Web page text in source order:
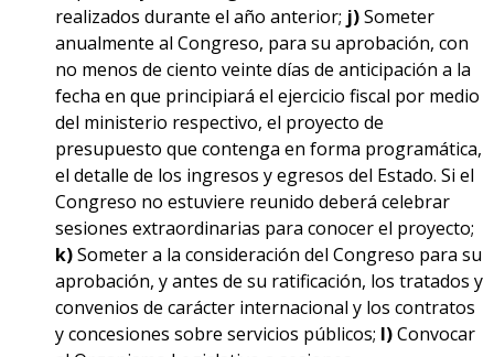
realizados durante el año anterior; j)Someter
anualmente al Congreso, para su aprobación, con
no menos de ciento veinte días de anticipación a la
fecha en que principiará el ejercicio fiscal por medio
del ministerio respectivo, el proyecto de
presupuesto que contenga en forma programática,
el detalle de los ingresos y egresos del Estado. Si el
Congreso no estuviere reunido deberá celebrar
sesiones extraordinarias para conocer el proyecto;
k)Someter a la consideración del Congreso para su
aprobación, y antes de su ratificación, los tratados y
convenios de carácter internacional y los contratos
y concesiones sobre servicios públicos; l)Convocar